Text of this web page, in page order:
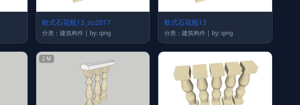
欧式石花瓶13_su2017
分类：建筑构件 | by: qing
欧式石花瓶13
分类：建筑构件 | by: qing
2 M